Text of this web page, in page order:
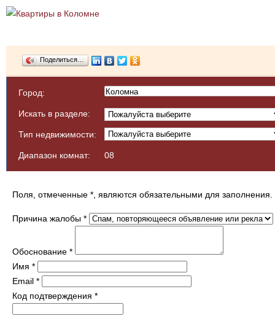
Поделиться…
Город:
Искать в разделе:
Тип недвижимости:
Диапазон комнат: 08
Поля, отмеченные * , являются обязательными для заполнения.
Причина жалобы *
Обоснование *
Имя *
Email *
Код подтверждения *